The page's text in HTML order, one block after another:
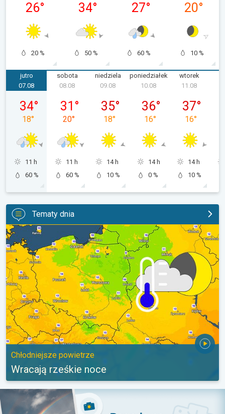
26°
20 %
34°
50 %
27°
60 %
20°
10 %
jutro
piątek, 07.08
07.08
34°
18°
11 h
60 %
sobota
08.08
31 °
20°
11 h
60 %
niedziela
09.08
35°
18°
14 h
10 %
poniedziałek
10.08
36°
16°
14 h
0 %
wtorek
11.08
37°
16°
14 h
10 %
Tematy dnia
Wracają rześkie noce. Chłodniejsze powietrze. . .
Chłodniejsze powietrze
Wracają rześkie noce